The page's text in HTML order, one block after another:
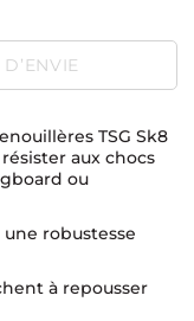
TSG Sk8
aux chocs
ou
robustesse
à repousser